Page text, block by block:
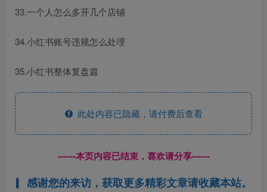
33.一个人怎么多开几个店铺
34.小红书账号违规怎么处理
35.小红书整体复盘篇
此处内容已隐藏，请付费后查看
------本页内容已结束，喜欢请分享------
感谢您的来访，获取更多精彩文章请收藏本站。